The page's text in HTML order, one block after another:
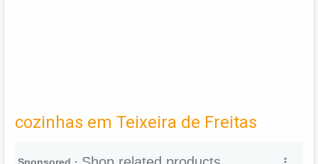
cozinhas em Teixeira de Freitas